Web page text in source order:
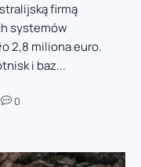
firmą
systemów
2,8 miliona euro.
i baz...
0